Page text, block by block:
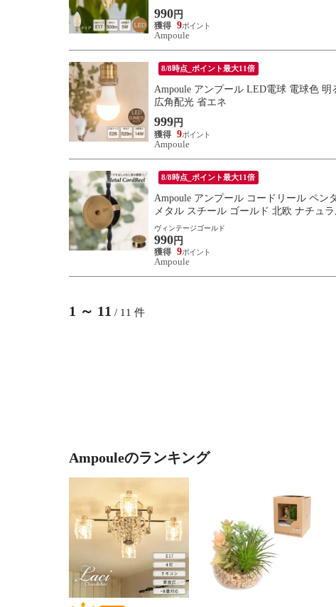
990 円
9
Ampoule
8/8時点_ポイント最大11倍
Ampoule アンプール LED電球 電球色
広角配光 省エネ
999 円
9
Ampoule
8/8時点_ポイント最大11倍
Ampoule アンプール コードリール ペ
メタル スチール ゴールド 北欧 ナチュ
ヴィンテージゴールド
990 円
9
Ampoule
1 ～ 11 / 11 件
Ampouleのランキング